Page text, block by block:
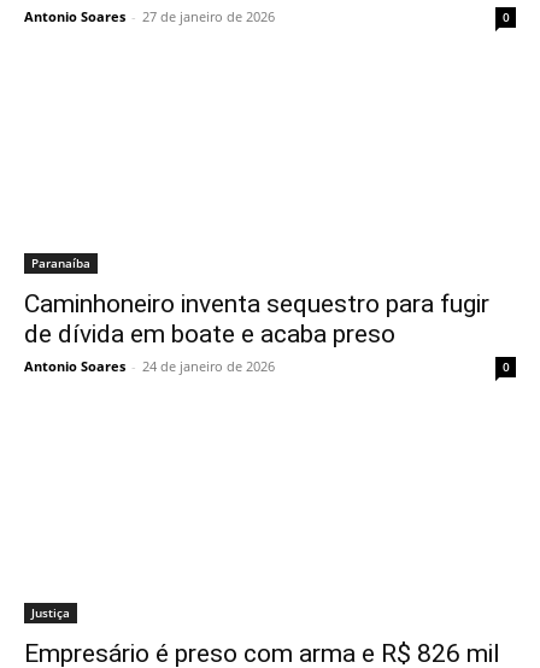
Antonio Soares - 27 de janeiro de 2026 0
Paranaíba
Caminhoneiro inventa sequestro para fugir
de dívida em boate e acaba preso
Antonio Soares - 24 de janeiro de 2026 0
Justiça
Empresário é preso com arma e R$ 826 mil